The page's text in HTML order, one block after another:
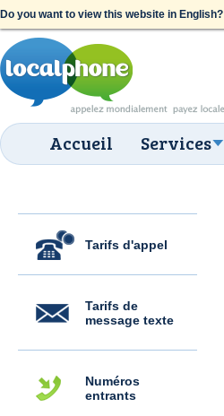
Do you want to view this website in English?
Accueil Services
Tarifs d'appel
Tarifs de
message texte
Numéros
entrants